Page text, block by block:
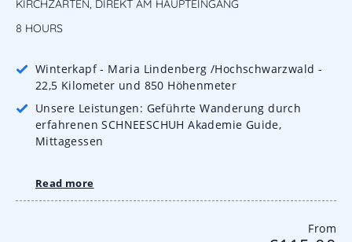
IRCHZARTEN, DIREKT AM HAUPTEINGANG
8 HOURS
Winterkapf - Maria Lindenberg /Hochschwarzwald -
22,5 Kilometer und 850 Höhenmeter
Unsere Leistungen: Geführte Wanderung durch
erfahrenen SCHNEESCHUH Akademie Guide,
Mittagessen
Read more
From